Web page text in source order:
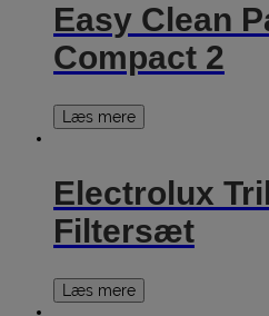
Easy Clean
Compact 2
Læs mere
Electrolux
Filtersæt
Læs mere